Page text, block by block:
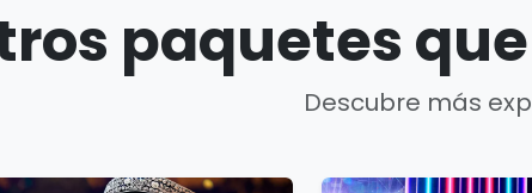
paquetes
Descubre más